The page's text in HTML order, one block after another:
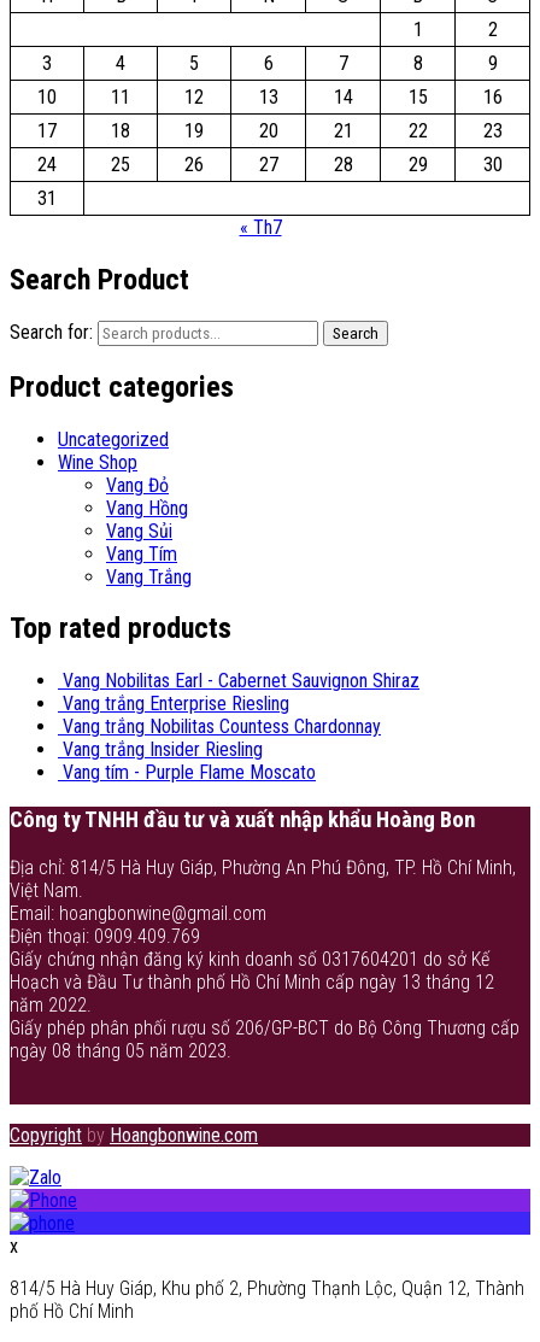
1
2
3
4 5 6 7 8
9
10
11 12 13 14 15
16
17
18 19 20 21 22
23
24
25 26 27 28 29
30
31
« Th7
Search Product
Search for: Search
Product categories
Uncategorized
Wine Shop
Vang Đỏ
Vang Hồng
Vang Sủi
Vang Tím
Vang Trắng
Top rated products
Vang Nobilitas Earl - Cabernet Sauvignon Shiraz
Vang trắng Enterprise Riesling
Vang trắng Nobilitas Countess Chardonnay
Vang trắng Insider Riesling
Vang tím - Purple Flame Moscato
Công ty TNHH đầu tư và xuất nhập khẩu Hoàng Bon
Địa chỉ: 814/5 Hà Huy Giáp, Phường An Phú Đông, TP. Hồ Chí Minh,
Việt Nam.
Email: hoangbonwine@gmail.com
Điện thoại: 0909.409.769
Giấy chứng nhận đăng ký kinh doanh số 0317604201 do sở Kế
Hoạch và Đầu Tư thành phố Hồ Chí Minh cấp ngày 13 tháng 12
năm 2022.
Giấy phép phân phối rượu số 206/GP-BCT do Bộ Công Thương cấp
ngày 08 tháng 05 năm 2023.
Copyright by Hoangbonwine.com
x
814/5 Hà Huy Giáp, Khu phố 2, Phường Thạnh Lộc, Quận 12, Thành
phố Hồ Chí Minh